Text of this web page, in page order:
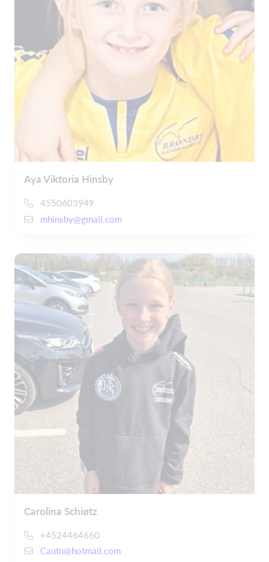
Aya Viktoria Hinsby
4550603949
mhinsby@gmail.com
Carolina Schiøtz
+4524464660
Cautn@hotmail.com